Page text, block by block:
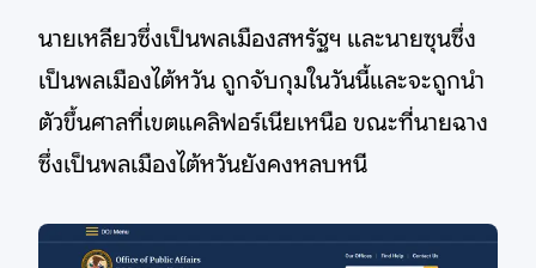
นายเหลียวซึ่งเป็นพลเมืองสหรัฐฯ และนายซุนซึ่ง
เป็นพลเมืองไต้หวัน ถูกจับกุมในวันนี้และจะถูกนำ
ตัวขึ้นศาลที่เขตแคลิฟอร์เนียเหนือ ขณะที่นายฉาง
ซึ่งเป็นพลเมืองไต้หวันยังคงหลบหนี